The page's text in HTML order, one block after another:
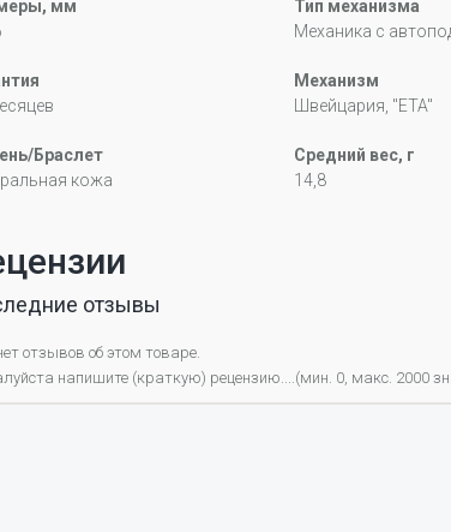
мм
Тип механизма
Механика с
Механизм
Швейцария, "ETA"
Браслет
кожа
Средний вес, г
14,8
отзывы
отзывов об этом товаре.
напишите (краткую) рецензию....(мин. 0, макс. 2000